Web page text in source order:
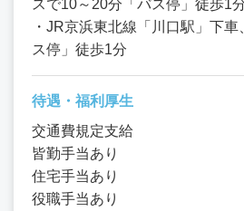
スで10～20分「バス停」徒歩1
・JR京浜東北線「川口駅」下
ス停」徒歩1分
待遇・福利厚生
交通費規定支給
皆勤手当あり
住宅手当あり
役職手当あり